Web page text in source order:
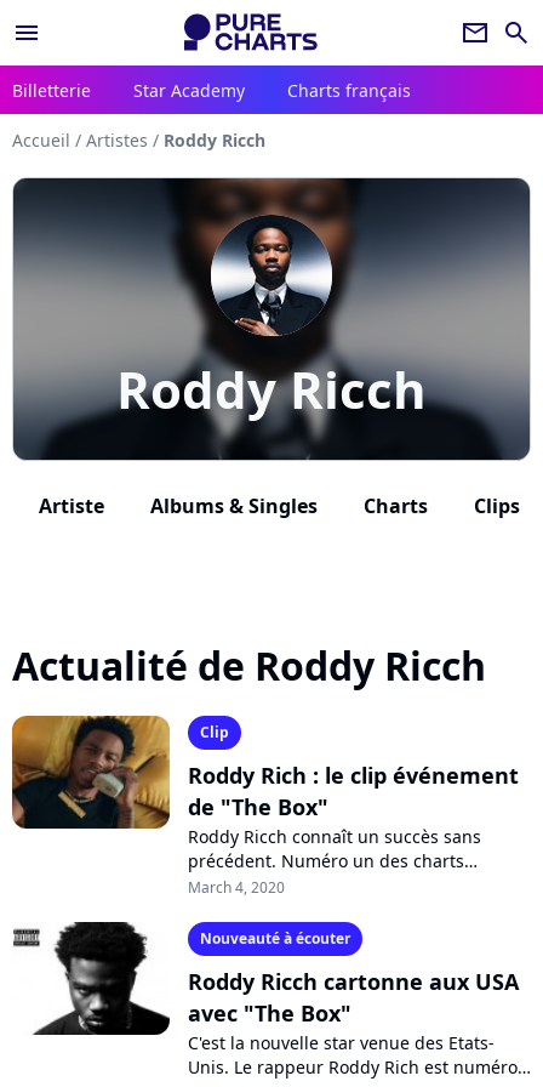
menu newsletter search
Billetterie Star Academy Charts français
Accueil / Artistes / Roddy Ricch
Roddy Ricch
Artiste Albums & Singles Charts Clips
Actualité de Roddy Ricch
Clip
Roddy Rich : le clip événement
de "The Box"
Roddy Ricch connaît un succès sans
précédent. Numéro un des charts
américains depuis 7 semaines avec son
désormais...
March 4, 2020
Nouveauté à écouter
Roddy Ricch cartonne aux USA
avec "The Box"
C'est la nouvelle star venue des Etats-
Unis. Le rappeur Roddy Rich est numéro